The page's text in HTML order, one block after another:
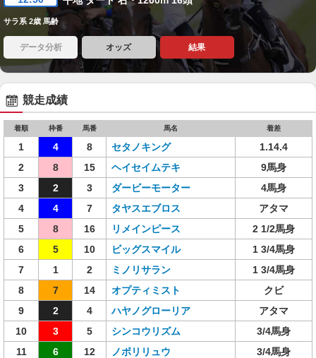
サラ系 2歳 馬齢
データ分析 オッズ 結果
競走成績
着順 枠番 馬番 馬名 着差
1 4 8 セタノキング
1.14.4
2
8 15 ヘイセイムテキ
9馬身
3
2 3 ダービーモーター
4馬身
4
4 7 タヤスエブロス
アタマ
5
8 16 リメインピース
2 1/2馬身
6
5 10 ビッグスマイル
1 3/4馬身
7
1 2 ミノリサラン
1 3/4馬身
8
7 14 オプティミスト
クビ
9
2 4 ハヤノグローリア
アタマ
10
3 5 シンコウリズム
3/4馬身
11
6 12 ノボリリュウ
3/4馬身